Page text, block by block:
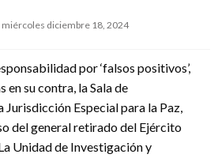
Publicado
miércoles diciembre 18, 2024
por ‘falsos positivos’,
en su contra, la Sala de
Jurisdicción Especial para la Paz,
del general retirado del Ejército
Unidad de Investigación y